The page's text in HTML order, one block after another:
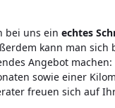
bei uns ein echtes
kann man
Angebot
sowie einer
freuen sich auf